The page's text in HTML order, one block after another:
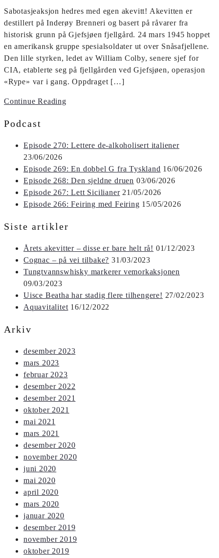
Sabotasjeaksjon hedres med egen akevitt! Akevitten er
destillert på Inderøy Brenneri og basert på råvarer fra
historisk grunn på Gjefsjøen fjellgård. 24 mars 1945 hoppet
en amerikansk gruppe spesialsoldater ut over Snåsafjellene.
Den lille styrken, ledet av William Colby, senere sjef for
CIA, etablerte seg på fjellgården ved Gjefsjøen, operasjon
«Rype» var i gang. Oppdraget […]
Continue Reading
Podcast
Episode 270: Lettere de-alkoholisert italiener
23/06/2026
Episode 269: En dobbel G fra Tyskland 16/06/2026
Episode 268: Den sjeldne druen 03/06/2026
Episode 267: Lett Sicilianer 21/05/2026
Episode 266: Feiring med Feiring 15/05/2026
Siste artikler
Årets akevitter – disse er bare helt rå! 01/12/2023
Cognac – på vei tilbake? 31/03/2023
Tungtvannswhisky markerer vemorkaksjonen
09/03/2023
Uisce Beatha har stadig flere tilhengere! 27/02/2023
Aquavitalitet 16/12/2022
Arkiv
desember 2023
mars 2023
februar 2023
desember 2022
desember 2021
oktober 2021
mai 2021
mars 2021
desember 2020
november 2020
juni 2020
mai 2020
april 2020
mars 2020
januar 2020
desember 2019
november 2019
oktober 2019